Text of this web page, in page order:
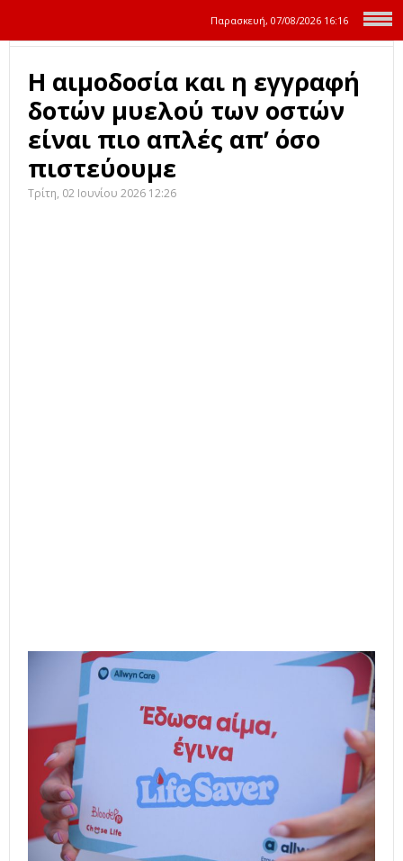
Παρασκευή, 07/08/2026 16:16
Η αιμοδοσία και η εγγραφή
δοτών μυελού των οστών
είναι πιο απλές απ’ όσο
πιστεύουμε
Τρίτη, 02 Ιουνίου 2026 12:26